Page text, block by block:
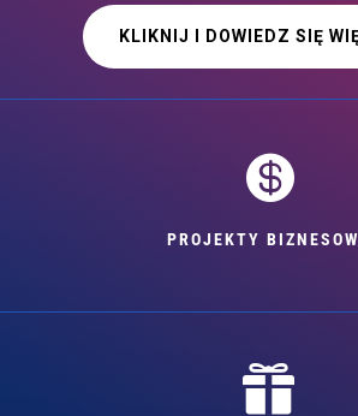
KLIKNIJ I DOWIEDZ SIĘ

PROJEKTY
